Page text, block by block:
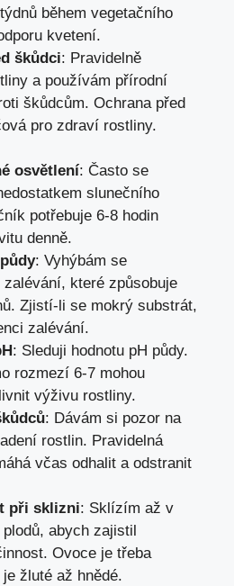
během vegetačního
kvetení.
škůdci: Pravidelně
a používám přírodní
škůdcům. Ochrana před
pro zdraví rostliny.
osvětlení: Často se
slunečního
potřebuje 6-8 hodin
denně.
: Vyhýbám se
zalévání, které způsobuje
Zjistí-li se mokrý substrát,
zalévání.
: Sleduji hodnotu pH půdy.
rozmezí 6-7 mohou
výživu rostliny.
: Dávám si pozor na
rostlin. Pravidelná
včas odhalit a odstranit
při sklizni: Sklízím až v
abych zajistil
Ovoce je třeba
žluté až hnědé.